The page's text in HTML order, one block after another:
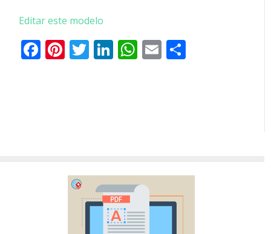
Editar este modelo
Facebook
Pinterest
Twitter
LinkedIn
WhatsApp
Email